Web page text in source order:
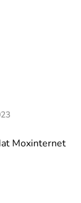
Moxinternet